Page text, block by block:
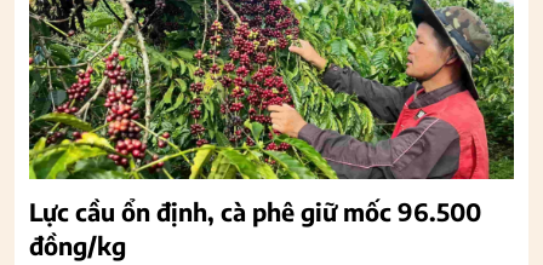
Lực cầu ổn định, cà phê giữ mốc 96.500
đồng/kg